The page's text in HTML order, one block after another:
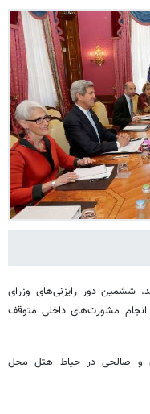
دور رایزنی‌های وزرای
انجام مشورت‌های داخلی متوقف
و صالحی در حیاط هتل محل